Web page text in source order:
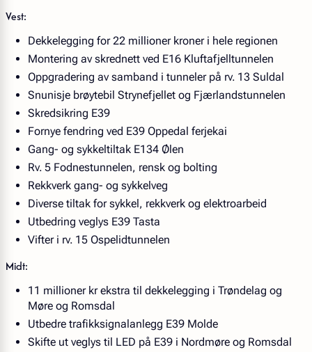
Vest:
Dekkelegging for 22 millioner kroner i hele regionen
Montering av skrednett ved E16 Kluftafjelltunnelen
Oppgradering av samband i tunneler på rv. 13 Suldal
Snunisje brøytebil Strynefjellet og Fjærlandstunnelen
Skredsikring E39
Fornye fendring ved E39 Oppedal ferjekai
Gang- og sykkeltiltak E134 Ølen
Rv. 5 Fodnestunnelen, rensk og bolting
Rekkverk gang- og sykkelveg
Diverse tiltak for sykkel, rekkverk og elektroarbeid
Utbedring veglys E39 Tasta
Vifter i rv. 15 Ospelidtunnelen
Midt:
11 millioner kr ekstra til dekkelegging i Trøndelag og
Møre og Romsdal
Utbedre trafikksignalanlegg E39 Molde
Skifte ut veglys til LED på E39 i Nordmøre og Romsdal